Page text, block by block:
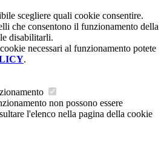
scegliere quali cookie consentire.
che consentono il funzionamento della
disabilitarli.
necessari al funzionamento potete
.
non possono essere
l'elenco nella pagina della cookie